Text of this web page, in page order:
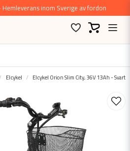
inom Sverige av fordon
Elcykel Elcykel Orion Slim City, 36V 13Ah - Svart